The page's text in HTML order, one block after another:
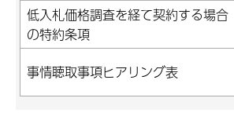
低入札価格調査を経て契約する場合
の特約条項
事情聴取事項ヒアリング表